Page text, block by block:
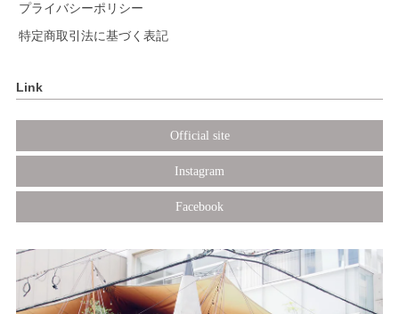
プライバシーポリシー
特定商取引法に基づく表記
Link
Official site
Instagram
Facebook